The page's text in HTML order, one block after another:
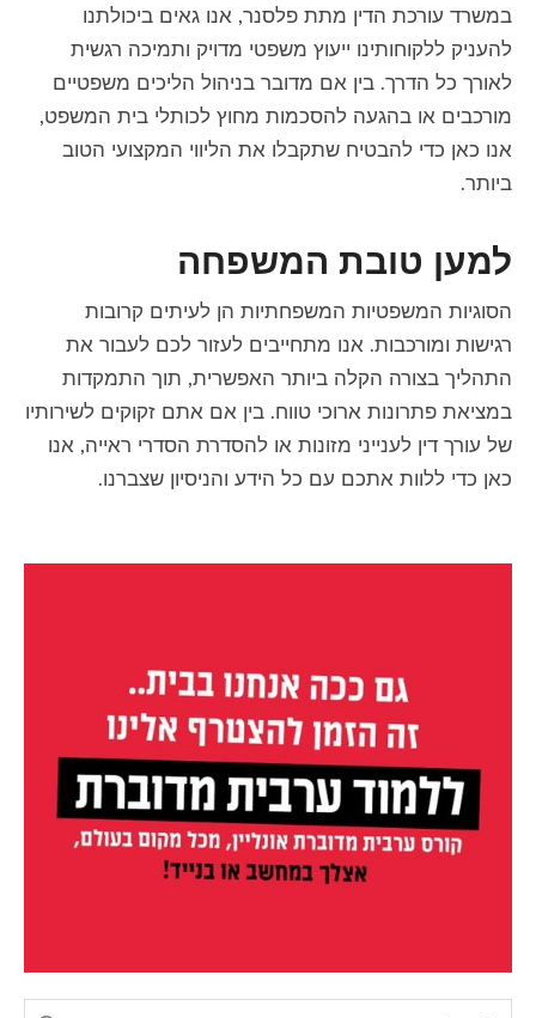
במשרד עורכת הדין מתת פלסנר, אנו גאים ביכולתנו
להעניק ללקוחותינו ייעוץ משפטי מדויק ותמיכה רגשית
לאורך כל הדרך. בין אם מדובר בניהול הליכים משפטיים
מורכבים או בהגעה להסכמות מחוץ לכותלי בית המשפט,
אנו כאן כדי להבטיח שתקבלו את הליווי המקצועי הטוב
ביותר.
למען טובת המשפחה
הסוגיות המשפטיות המשפחתיות הן לעיתים קרובות
רגישות ומורכבות. אנו מתחייבים לעזור לכם לעבור את
התהליך בצורה הקלה ביותר האפשרית, תוך התמקדות
במציאת פתרונות ארוכי טווח. בין אם אתם זקוקים לשירותיו
של עורך דין לענייני מזונות או להסדרת הסדרי ראייה, אנו
כאן כדי ללוות אתכם עם כל הידע והניסיון שצברנו.